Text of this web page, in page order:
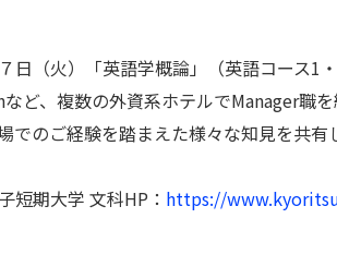
日（火）「英語学概論」（英語コース
ど、複数の外資系ホテルでManager職
でのご経験を踏まえた様々な知見を共
短期大学 文科HP： https://